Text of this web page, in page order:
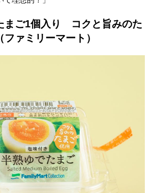
まご1個入り コクと旨みのた
ファミリーマート）